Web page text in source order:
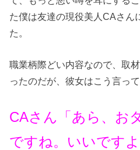
た僕は友達の現役美人CAさん
た。
職業柄際どい内容なので、取
ったのだが、彼女はこう言って
CAさん「あら、お
ですね。いいです